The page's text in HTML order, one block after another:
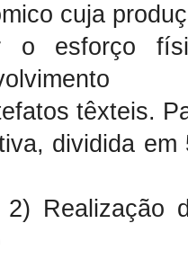
cuja
o esforço
têxteis.
dividida
2) Realização